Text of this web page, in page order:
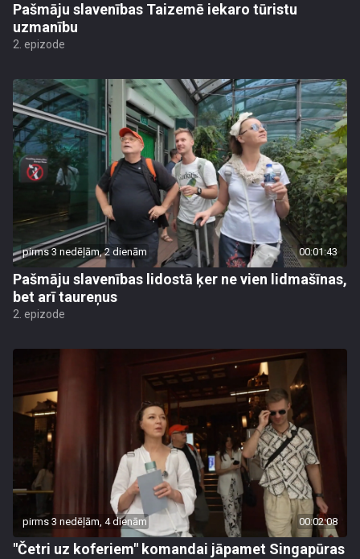
Pašmāju slavenības Taizemē iekaro tūristu
uzmanību
2. epizode
pirms 3 nedēļām, 2 dienām 00:01:43
Pašmāju slavenības lidostā ķer ne vien lidmašīnas,
bet arī taureņus
2. epizode
pirms 3 nedēļām, 4 dienām 00:02:08
"Četri uz koferiem" komandai jāpamet Singapūras